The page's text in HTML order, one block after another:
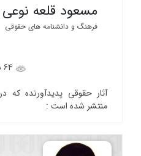
مسعود قلعه نوعی
فرهنگ و دانشنامه های حقوقی
آثار حقوقی پدیدآورنده
منتشر شده است :